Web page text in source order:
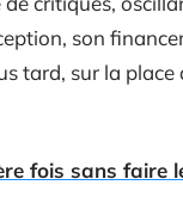
son
tard, sur la place
fois sans faire